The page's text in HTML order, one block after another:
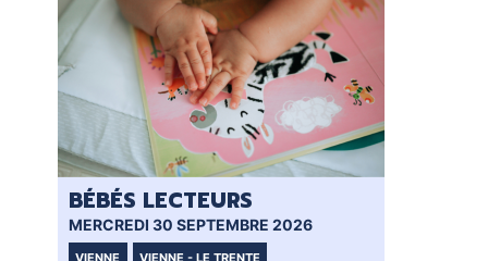
BÉBÉS LECTEURS
MERCREDI 30 SEPTEMBRE 2026